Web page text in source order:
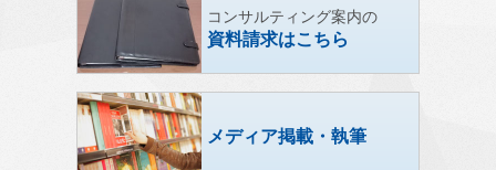
コンサルティング案内の
資料請求はこちら
メディア掲載・執筆